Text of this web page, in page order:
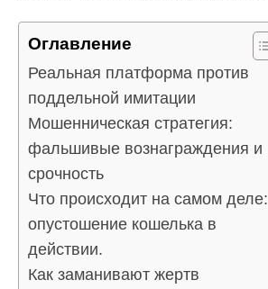
Оглавление
Реальная платформа против
поддельной имитации
Мошенническая стратегия:
фальшивые вознаграждения и
срочность
Что происходит на самом деле:
опустошение кошелька в
действии.
Как заманивают жертв